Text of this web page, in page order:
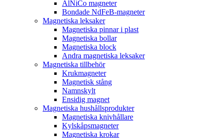
AlNiCo magneter
Bondade NdFeB-magneter
Magnetiska leksaker
Magnetiska pinnar i plast
Magnetiska bollar
Magnetiska block
Andra magnetiska leksaker
Magnetiska tillbehör
Krukmagneter
Magnetisk stång
Namnskylt
Ensidig magnet
Magnetiska hushållsprodukter
Magnetiska knivhållare
Kylskåpsmagneter
Magnetiska krokar